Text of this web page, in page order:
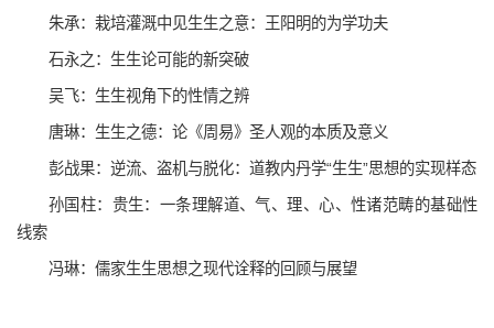
朱承：栽培灌溉中见生生之意：王阳明的为学功夫
石永之：生生论可能的新突破
吴飞：生生视角下的性情之辨
唐琳：生生之德：论《周易》圣人观的本质及意义
彭战果：逆流、盗机与脱化：道教内丹学“生生”思想的实现样态
孙国柱：贵生：一条理解道、气、理、心、性诸范畴的基础性
线索
冯琳：儒家生生思想之现代诠释的回顾与展望